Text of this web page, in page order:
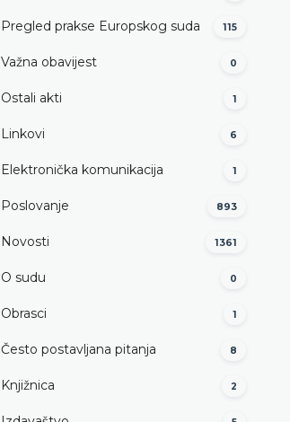
Pregled prakse Europskog suda 115
Važna obavijest 0
Ostali akti 1
Linkovi 6
Elektronička komunikacija 1
Poslovanje 893
Novosti 1361
O sudu 0
Obrasci 1
Često postavljana pitanja 8
Knjižnica 2